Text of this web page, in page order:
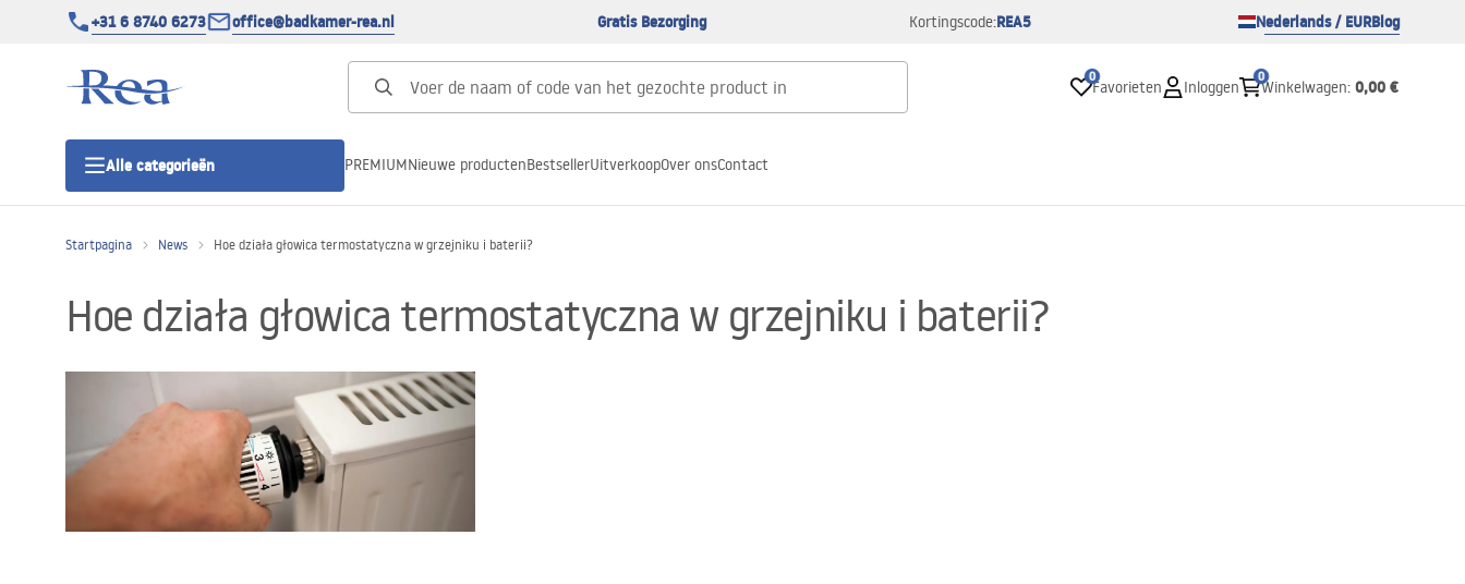
+31 6 8740 6273 office@badkamer-rea.nl Gratis Bezorging Kortingscode:REA5 Nederlands / EURBlog
0
Favorieten Inloggen
0
Winkelwagen: 0,00 €
Alle categorieën
Douchedeur
Lineaire Douchegoten
Toiletten
PREMIUMNieuwe productenBestsellerUitverkoopOver onsContact
Startpagina News Hoe działa głowica termostatyczna w grzejniku i baterii?
Hoe działa głowica termostatyczna w grzejniku i baterii?